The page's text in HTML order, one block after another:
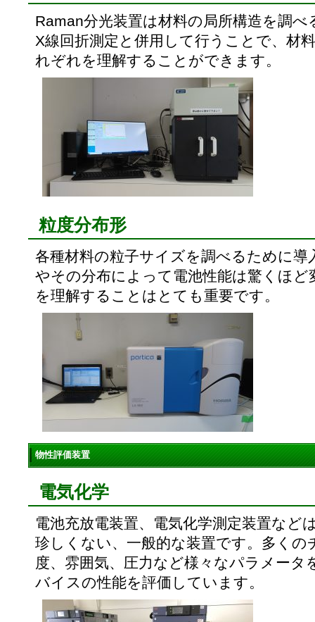
Raman分光装置は材料の局所構造を調
X線回折測定と併用して行うことで、材
れぞれを理解することができます。
粒度分布形
各種材料の粒子サイズを調べるために
やその分布によって電池性能は驚くほど
を理解することはとても重要です。
物性評価装置
電気化学
電池充放電装置、電気化学測定装置など
珍しくない、一般的な装置です。多くの
度、雰囲気、圧力など様々なパラメータ
バイスの性能を評価しています。